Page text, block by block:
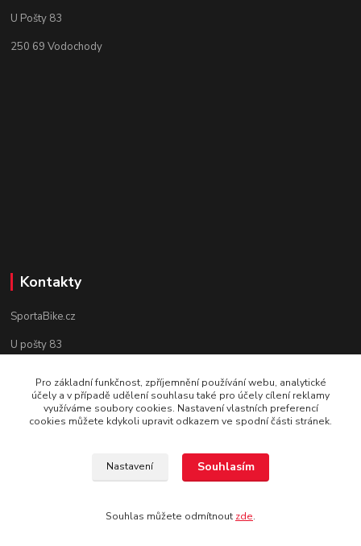
U Pošty 83
250 69 Vodochody
Kontakty
SportaBike.cz
U pošty 83
tel.: +420 736 274 612
e-mail: info@sportabike.cz
Vytvořeno systémem www.eshop-rychle.cz
Pro základní funkčnost, zpříjemnění používání webu, analytické
účely a v případě udělení souhlasu také pro účely cílení reklamy
využíváme soubory cookies. Nastavení vlastních preferencí
cookies můžete kdykoli upravit odkazem ve spodní části stránek.
Nastavení Souhlasím
Souhlas můžete odmítnout zde.